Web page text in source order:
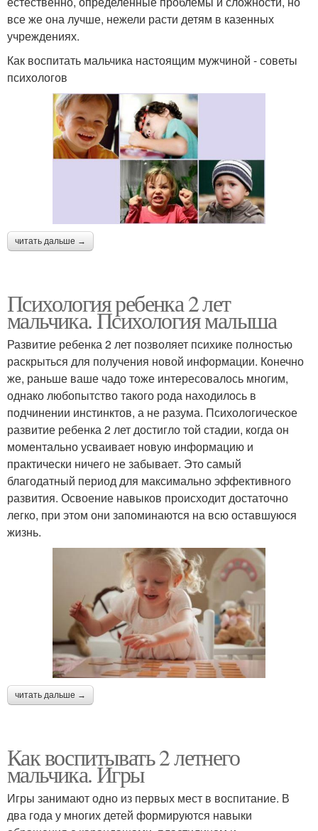
все же она лучше, нежели расти детям в казенных
учреждениях.
Как воспитать мальчика настоящим мужчиной - советы
психологов
читать дальше →
Психология ребенка 2 лет
мальчика. Психология малыша
Развитие ребенка 2 лет позволяет психике полностью
раскрыться для получения новой информации. Конечно
же, раньше ваше чадо тоже интересовалось многим,
однако любопытство такого рода находилось в
подчинении инстинктов, а не разума. Психологическое
развитие ребенка 2 лет достигло той стадии, когда он
моментально усваивает новую информацию и
практически ничего не забывает. Это самый
благодатный период для максимально эффективного
развития. Освоение навыков происходит достаточно
легко, при этом они запоминаются на всю оставшуюся
жизнь.
читать дальше →
Как воспитывать 2 летнего
мальчика. Игры
Игры занимают одно из первых мест в воспитание. В
два года у многих детей формируются навыки